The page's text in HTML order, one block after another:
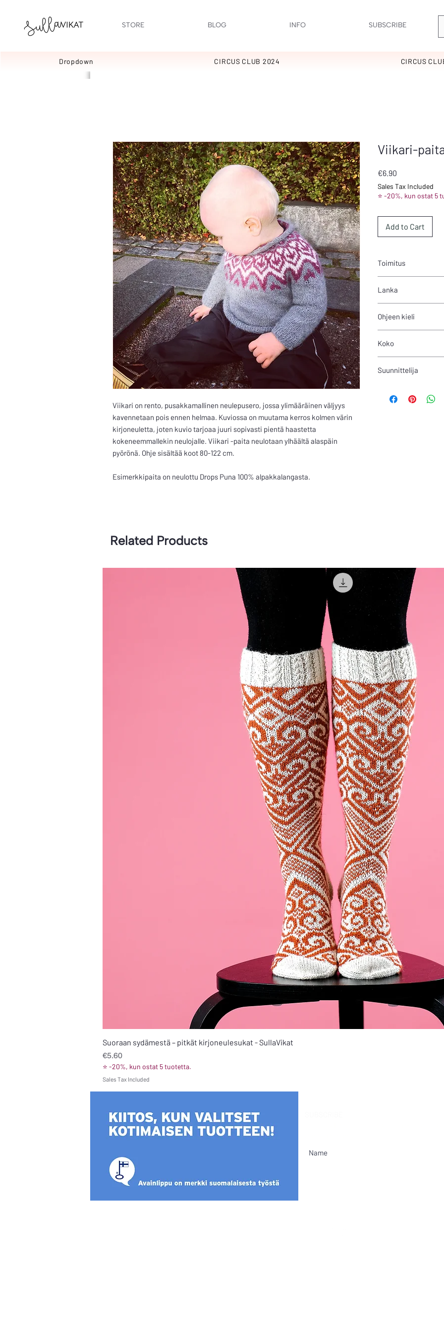
STORE BLOG INFO SUBSCRIBE
Dropdown CIRCUS CLUB 2024 CIRCUS
Viikari on rento, pusakkamallinen neulepusero, jossa ylimääräinen väljyys
kavennetaan pois ennen helmaa. Kuviossa on muutama kerros kolmen värin
kirjoneuletta, joten kuvio tarjoaa juuri sopivasti pientä haastetta
kokeneemmallekin neulojalle. Viikari -paita neulotaan ylhäältä alaspäin
pyörönä. Ohje sisältää koot 80-122 cm.
Esimerkkipaita on neulottu Drops Puna 100% alpakkalangasta.
Viikari-
€6.90
Sales Tax Included
⭐ -20%, kun ostat 5
Add to Cart
Toimitus
ja maksun jälkeen
automaattisesti
Lanka
Ohjeen kieli
Koko
Suunnittelija
Related Products
Suoraan sydämestä – pitkät kirjoneulesukat - SullaVikat
Price
€5.60
⭐ -20%, kun ostat 5 tuotetta.
Sales Tax Included